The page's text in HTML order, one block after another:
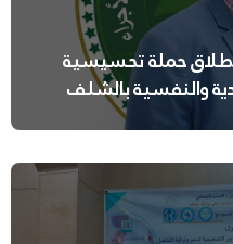
حملة تحسيسية
والنفسية بالشلف